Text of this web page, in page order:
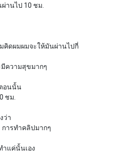
านไป 10 ชม.
ดผมผมจะให้มันผ่านไปกี่
มีความสุขมากๆ
อนนั้น
ชม.
ว่า
การทำคลิปมากๆ
ำแค่นั้นเอง